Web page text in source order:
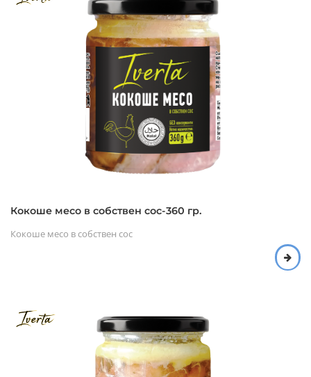
Кокоше месо в собствен сос-360 гр.
Кокоше месо в собствен сос